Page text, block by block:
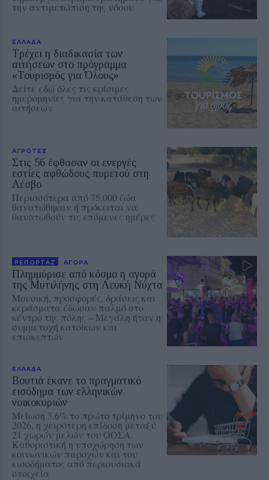
την αντιμετώπιση της νόσου
ΕΛΛΑΔΑ
Τρέχει η διαδικασία των
αιτήσεων στο πρόγραμμα
«Τουρισμός για Όλους»
Δείτε εδώ όλες τις κρίσιμες
ημερομηνίες για την κατάθεση των
αιτήσεων
ΑΓΡΟΤΕΣ
Στις 56 έφθασαν οι ενεργές
εστίες αφθώδους πυρετού στη
Λέσβο
Περισσότερα από 75.000 ζώα
θανατώθηκαν ή πρόκειται να
θανατωθούν τις επόμενες ημέρες
ΡΕΠΟΡΤΑΖ ΑΓΟΡΑ
Πλημμύρισε από κόσμο η αγορά
της Μυτιλήνης στη Λευκή Νύχτα
Μουσική, προσφορές, δράσεις και
κεράσματα έδωσαν παλμό στο
κέντρο της πόλης – Μεγάλη ήταν η
συμμετοχή κατοίκων και
επισκεπτών
ΕΛΛΑΔΑ
Βουτιά έκανε το πραγματικό
εισόδημα των ελληνικών
νοικοκυριών
Μείωση 3,6% το πρώτο τρίμηνο του
2026, η χειρότερη επίδοση μεταξύ
21 χωρών μελών του ΟΟΣΑ.
Καθοριστική η υποχώρηση των
κοινωνικών παροχών και του
εισοδήματος από περιουσιακά
στοιχεία